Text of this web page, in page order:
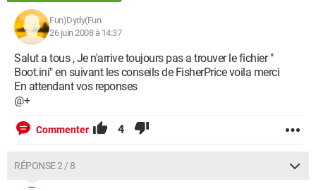
Fun)Dydy(Fun
26 juin 2008 à 14:37
Salut a tous , Je n'arrive toujours pas a trouver le fichier "
Boot.ini" en suivant les conseils de FisherPrice voila merci
En attendant vos reponses
@+
Commenter 4
RÉPONSE 2 / 8